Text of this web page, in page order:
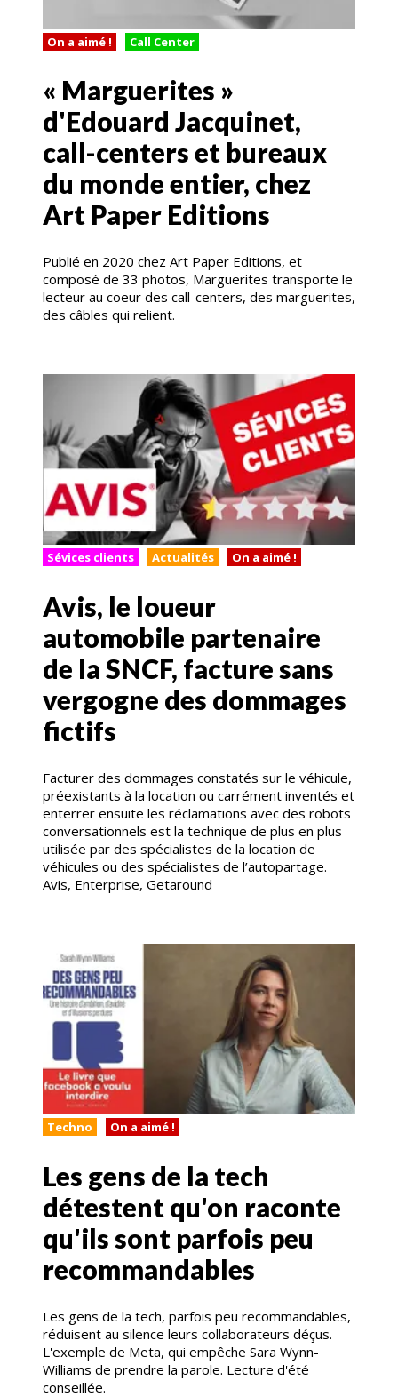
On a aimé ! Call Center
« Marguerites »
d'Edouard Jacquinet,
call-centers et bureaux
du monde entier, chez
Art Paper Editions
Publié en 2020 chez Art Paper Editions, et
composé de 33 photos, Marguerites transporte le
lecteur au coeur des call-centers, des marguerites,
des câbles qui relient.
Sévices clients Actualités On a aimé !
Avis, le loueur
automobile partenaire
de la SNCF, facture sans
vergogne des dommages
fictifs
Facturer des dommages constatés sur le véhicule,
préexistants à la location ou carrément inventés et
enterrer ensuite les réclamations avec des robots
conversationnels est la technique de plus en plus
utilisée par des spécialistes de la location de
véhicules ou des spécialistes de l’autopartage.
Avis, Enterprise, Getaround
Techno On a aimé !
Les gens de la tech
détestent qu'on raconte
qu'ils sont parfois peu
recommandables
Les gens de la tech, parfois peu recommandables,
réduisent au silence leurs collaborateurs déçus.
L'exemple de Meta, qui empêche Sara Wynn-
Williams de prendre la parole. Lecture d'été
conseillée.